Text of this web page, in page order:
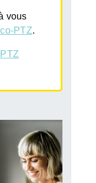
vous
PTZ.